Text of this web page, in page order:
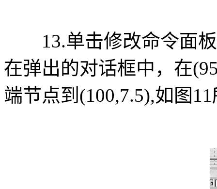
13.单击修改命令面板
在弹出的对话框中，在
端节点到(100,7.5),如图